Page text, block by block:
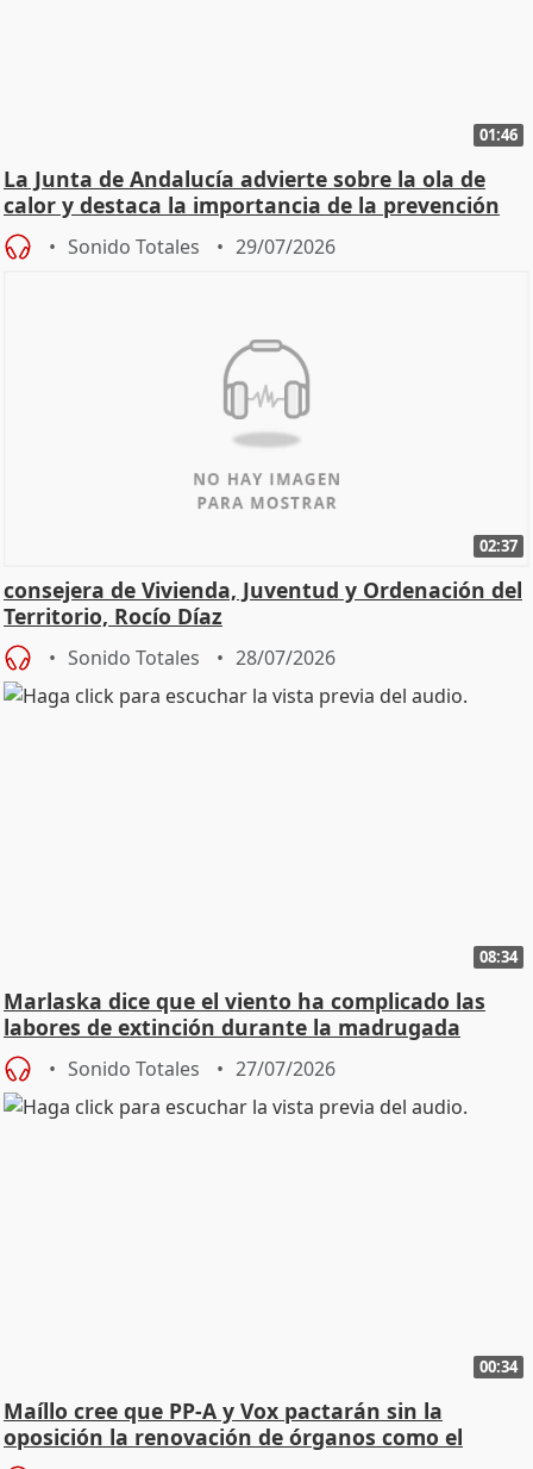
01:46
La Junta de Andalucía advierte sobre la ola de
calor y destaca la importancia de la prevención
Sonido Totales 29/07/2026
02:37
consejera de Vivienda, Juventud y Ordenación del
Territorio, Rocío Díaz
Sonido Totales 28/07/2026
08:34
Marlaska dice que el viento ha complicado las
labores de extinción durante la madrugada
Sonido Totales 27/07/2026
00:34
Maíllo cree que PP-A y Vox pactarán sin la
oposición la renovación de órganos como el